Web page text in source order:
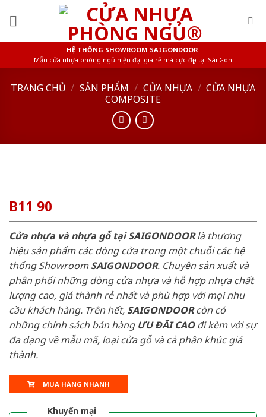
HỆ THỐNG SHOWROOM SAIGONDOOR
Mẫu cửa nhựa phòng ngủ hiện đại giá rẻ mà cực đẹp tại Sài Gòn
TRANG CHỦ / SẢN PHẨM / CỬA NHỰA / CỬA NHỰA
COMPOSITE
B11 90
Cửa nhựa và nhựa gỗ tại SAIGONDOORlà thương
hiệu sản phẩm các dòng cửa trong một chuỗi các hệ
thống ShowroomSAIGONDOOR. Chuyên sản xuất và
phân phối những dòng cửa nhựa và hỗ hợp nhựa chất
lượng cao, giá thành rẻ nhất và phù hợp với mọi nhu
cầu khách hàng. Trên hết, SAIGONDOORcòn có
những chính sách bán hàng ƯU ĐÃI CAOđi kèm với sự
đa dạng về mẫu mã, loại cửa gỗ và cả phân khúc giá
thành.
MUA HÀNG NHANH
Khuyến mại